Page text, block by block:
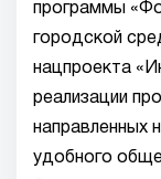
программы
городской
нацпроекта
реализации
направленных
удобного